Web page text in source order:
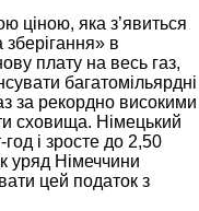
ціною, яка з’явиться
зберігання» в
плату на весь газ,
багатомільярдні
за рекордно високими
сховища. Німецький
і зросте до 2,50
уряд Німеччини
цей податок з